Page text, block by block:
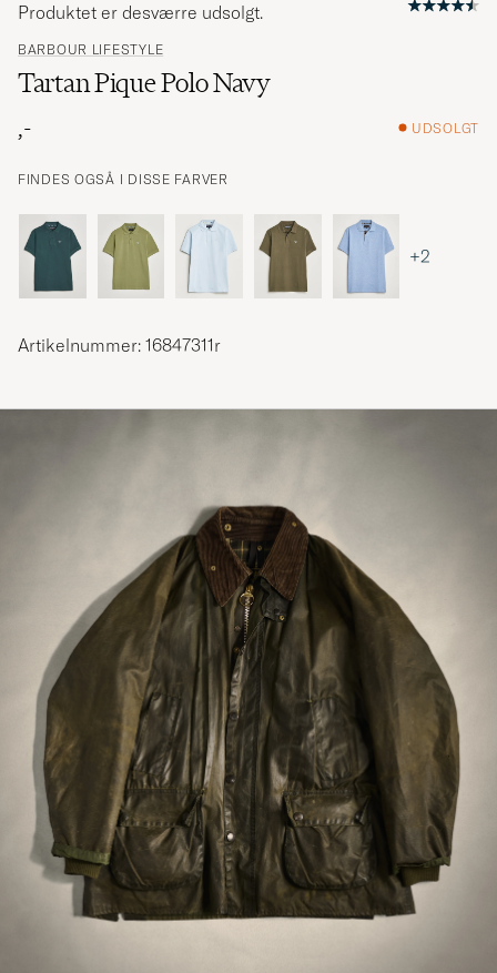
BARBOUR LIFESTYLE
Tartan Pique Polo Navy
,-
UDSOLGT
FINDES OGSÅ I DISSE FARVER
+2
Produktet er desværre udsolgt.
Artikelnummer: 16847311r